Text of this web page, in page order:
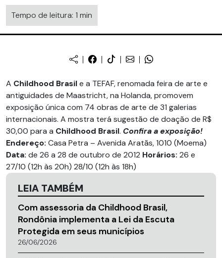
Tempo de leitura: 1 min
A Childhood Brasile a TEFAF, renomada feira de arte e
antiguidades de Maastricht, na Holanda, promovem
exposição única com 74 obras de arte de 31 galerias
internacionais. A mostra terá sugestão de doação de R$
30,00 para a Childhood Brasil. Confira a exposição!
Endereço: Casa Petra – Avenida Aratãs, 1010 (Moema)
Data: de 26 a 28 de outubro de 2012 Horários: 26 e
27/10 (12h às 20h) 28/10 (12h às 18h)
LEIA TAMBÉM
Com assessoria da Childhood Brasil,
Rondônia implementa a Lei da Escuta
Protegida em seus municípios
26/06/2026